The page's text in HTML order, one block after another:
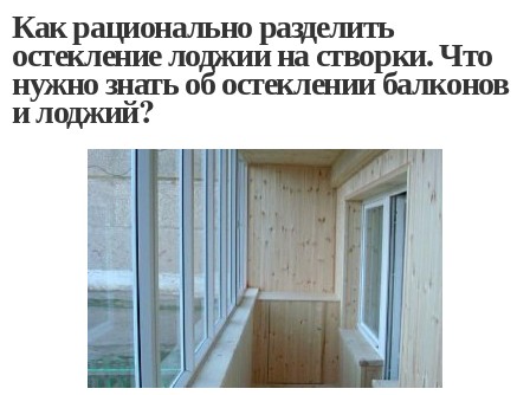
Как рационально разделить
остекление лоджии на створки. Что
нужно знать об остеклении балконов
и лоджий?